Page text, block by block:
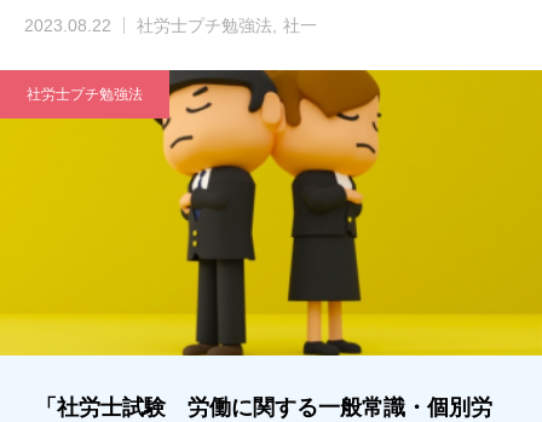
2023.08.22
社労士プチ勉強法 社一
社労士プチ勉強法
「社労士試験 労働に関する一般常識・個別労